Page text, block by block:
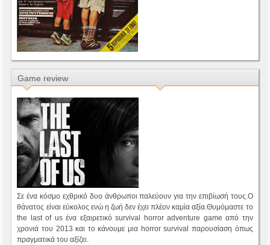
Game review
Σε ένα κόσμο εχθρικό δυο άνθρωποι παλεύουν για την επιβίωσή τους.Ο
θάνατος είναι εύκολος ενώ η ζωή δεν έχει πλέον καμία αξία.Θυμόμαστε το
the last of us ένα εξαιρετικό survival horror adventure game από την
χρονιά του 2013 και το κάνουμε μια horror survival παρουσίαση όπως
πραγματικά του αξίζει.